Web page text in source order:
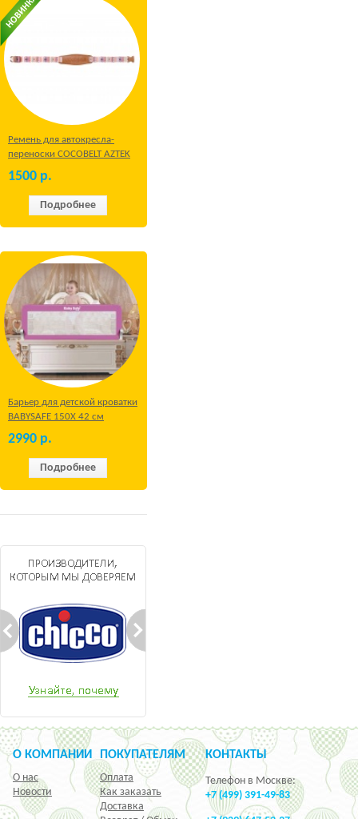
Ремень для автокресла-
переноски COCOBELT AZTEK
1500 р.
Подробнее
Барьер для детской кроватки
BABYSAFE 150Х 42 см
2990 р.
Подробнее
О КОМПАНИИ
О нас
Новости
ПОКУПАТЕЛЯМ
Оплата
Как заказать
Доставка
КОНТАКТЫ
Телефон в Москве:
+7 (499) 391-49-83